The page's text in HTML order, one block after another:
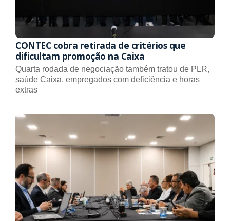
CONTEC cobra retirada de critérios que
dificultam promoção na Caixa
Quarta rodada de negociação também tratou de PLR,
saúde Caixa, empregados com deficiência e horas
extras